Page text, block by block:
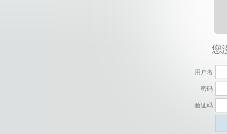
用户名
密码
验证码